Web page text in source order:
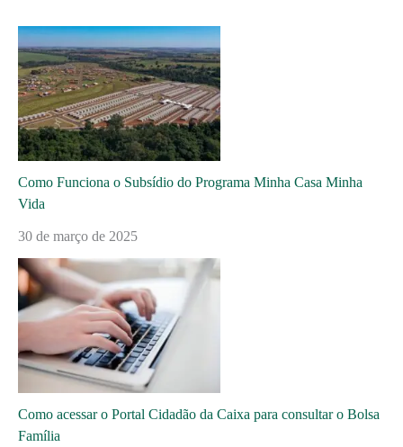
Como Funciona o Subsídio do Programa Minha Casa Minha
Vida
30 de março de 2025
Como acessar o Portal Cidadão da Caixa para consultar o Bolsa
Família